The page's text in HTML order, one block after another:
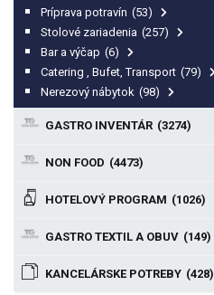
Príprava potravín (53)
Stolové zariadenia (257)
Bar a výčap (6)
Catering , Bufet, Transport (79)
Nerezový nábytok (98)
GASTRO INVENTÁR (3274)
NON FOOD (4473)
HOTELOVÝ PROGRAM (1026)
GASTRO TEXTIL A OBUV (149)
KANCELÁRSKE POTREBY (428)